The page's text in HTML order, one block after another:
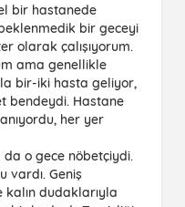
bir hastanede
bir geceyi
olarak çalışıyorum.
ama genellikle
bir-iki hasta geliyor,
bendeydi. Hastane
her yer
o gece nöbetçiydi.
vardı. Geniş
dudaklarıyla